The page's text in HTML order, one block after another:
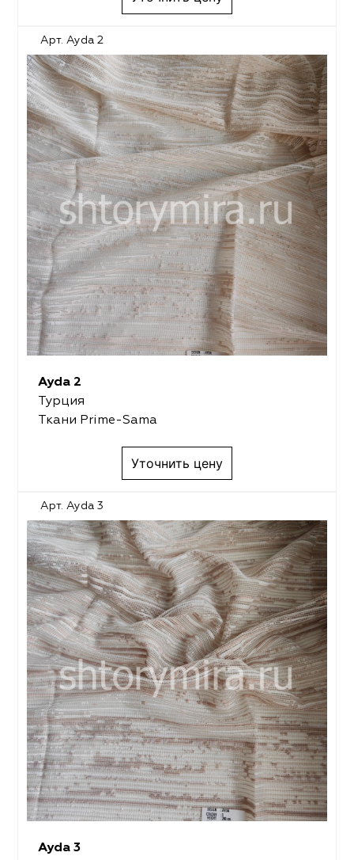
Арт. Ayda 2
Ayda 2
Турция
Ткани Prime-Sama
Уточнить цену
Арт. Ayda 3
Ayda 3